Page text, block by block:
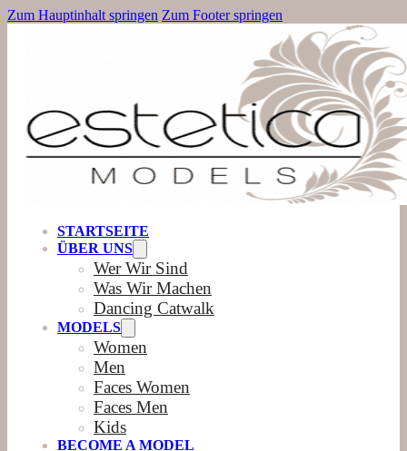
Zum Hauptinhalt springen Zum Footer springen
STARTSEITE
ÜBER UNS
Wer Wir Sind
Was Wir Machen
Dancing Catwalk
MODELS
Women
Men
Faces Women
Faces Men
Kids
BECOME A MODEL